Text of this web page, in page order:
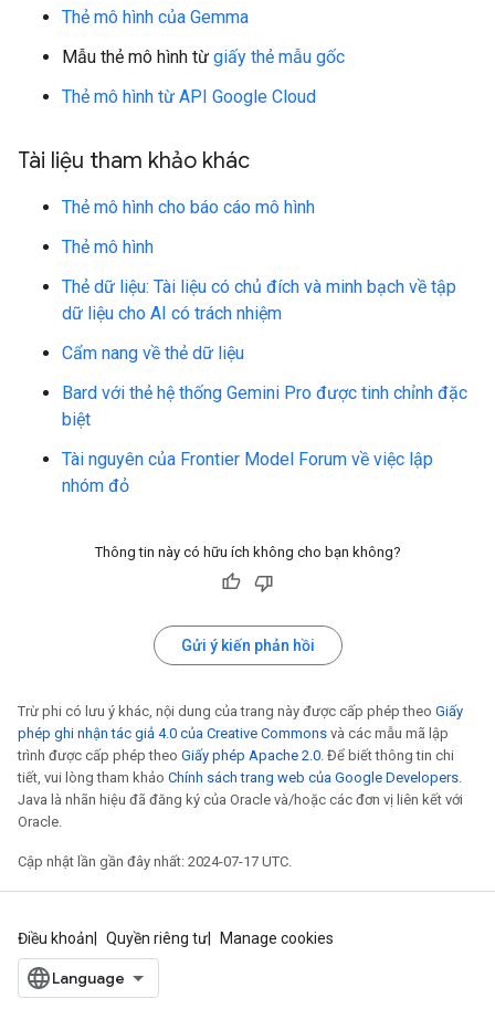
Thẻ mô hình của Gemma
Mẫu thẻ mô hình từ giấy thẻ mẫu gốc
Thẻ mô hình từ API Google Cloud
Tài liệu tham khảo khác
Thẻ mô hình cho báo cáo mô hình
Thẻ mô hình
Thẻ dữ liệu: Tài liệu có chủ đích và minh bạch về tập
dữ liệu cho AI có trách nhiệm
Cẩm nang về thẻ dữ liệu
Bard với thẻ hệ thống Gemini Pro được tinh chỉnh đặc
biệt
Tài nguyên của Frontier Model Forum về việc lập
nhóm đỏ
Thông tin này có hữu ích không cho bạn không?
Gửi ý kiến phản hồi
Trừ phi có lưu ý khác, nội dung của trang này được cấp phép theo Giấy
phép ghi nhận tác giả 4.0 của Creative Commons và các mẫu mã lập
trình được cấp phép theo Giấy phép Apache 2.0. Để biết thông tin chi
tiết, vui lòng tham khảo Chính sách trang web của Google Developers.
Java là nhãn hiệu đã đăng ký của Oracle và/hoặc các đơn vị liên kết với
Oracle.
Cập nhật lần gần đây nhất: 2024-07-17 UTC.
Điều khoản Quyền riêng tư Manage cookies